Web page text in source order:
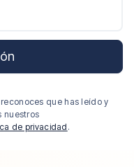
que has leído y
nuestros
de privacidad .